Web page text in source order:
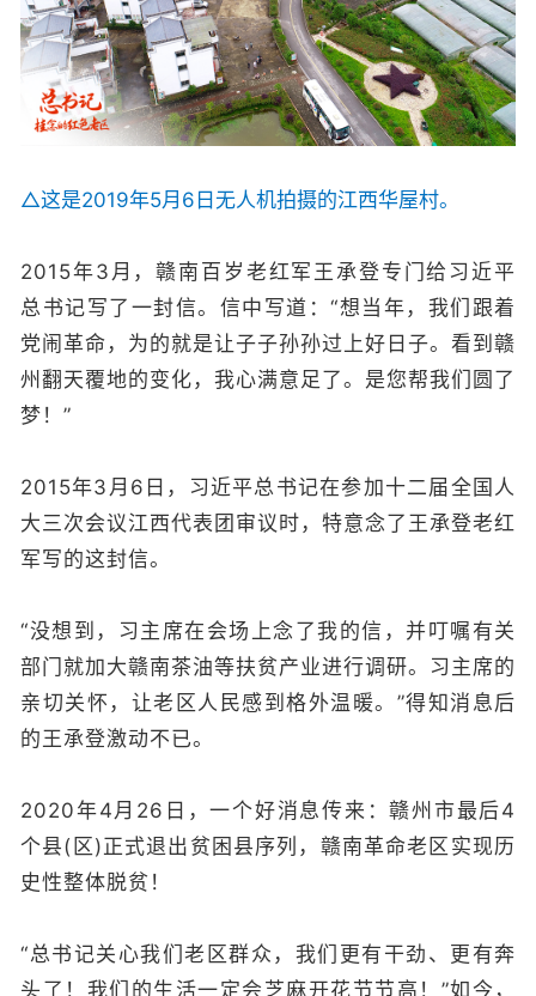
△这是2019年5月6日无人机拍摄的江西华屋村。
2015年3月，赣南百岁老红军王承登专门给习近平
总书记写了一封信。信中写道：“想当年，我们跟着
党闹革命，为的就是让子子孙孙过上好日子。看到赣
州翻天覆地的变化，我心满意足了。是您帮我们圆了
梦！”
2015年3月6日，习近平总书记在参加十二届全国人
大三次会议江西代表团审议时，特意念了王承登老红
军写的这封信。
“没想到，习主席在会场上念了我的信，并叮嘱有关
部门就加大赣南茶油等扶贫产业进行调研。习主席的
亲切关怀，让老区人民感到格外温暖。”得知消息后
的王承登激动不已。
2020年4月26日，一个好消息传来：赣州市最后4
个县(区)正式退出贫困县序列，赣南革命老区实现历
史性整体脱贫！
“总书记关心我们老区群众，我们更有干劲、更有奔
头了！我们的生活一定会芝麻开花节节高！”如今，